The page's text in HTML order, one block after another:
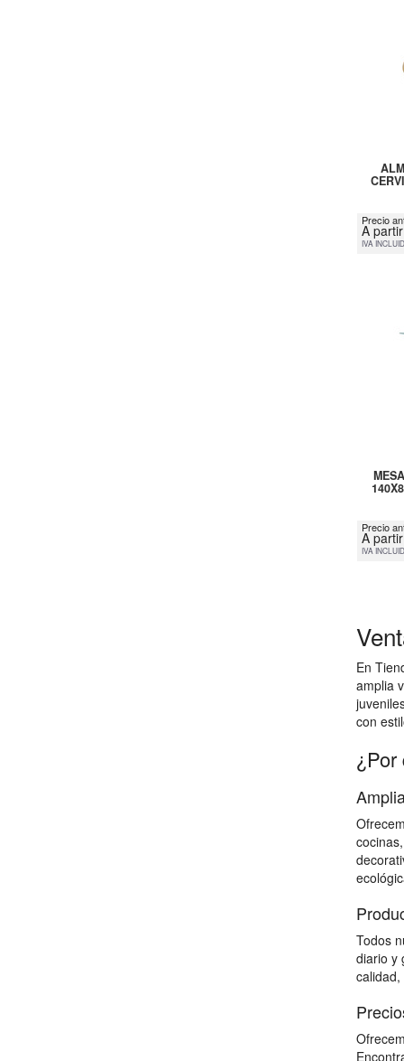
Precio
A
IVA
Precio
A
IVA
En
amplia
con
¿Por
Todos
diario y